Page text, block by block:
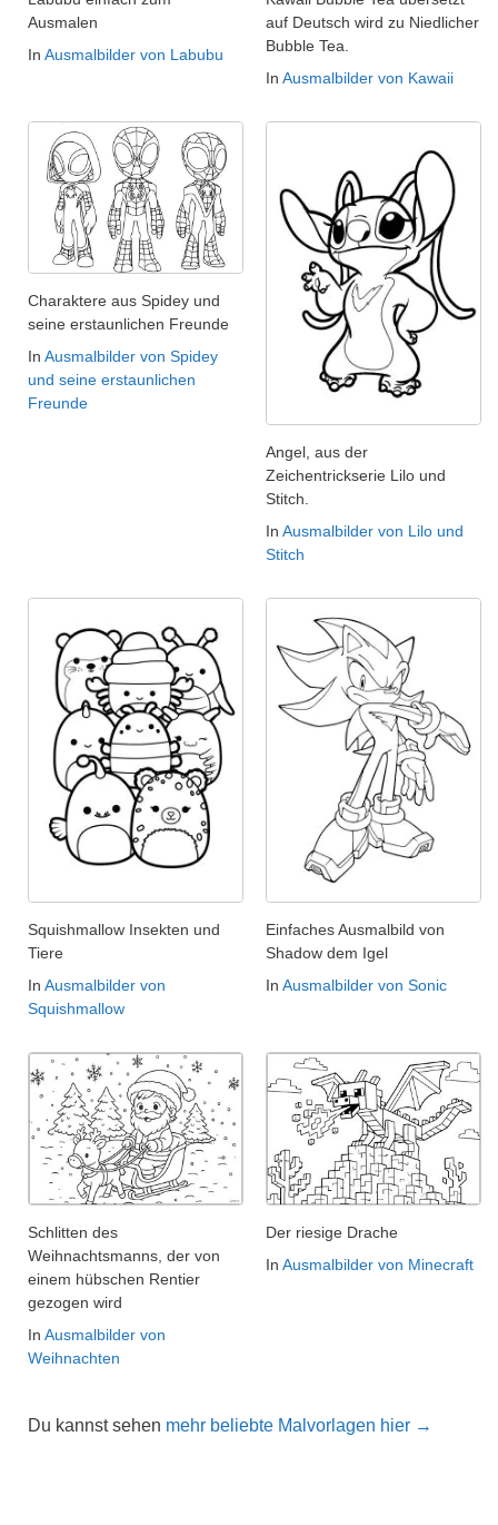
Ausmalen
In Ausmalbilder von Labubu
auf Deutsch wird zu Niedlicher
Bubble Tea.
In Ausmalbilder von Kawaii
Charaktere aus Spidey und
seine erstaunlichen Freunde
In Ausmalbilder von Spidey
und seine erstaunlichen
Freunde
Angel, aus der
Zeichentrickserie Lilo und
Stitch.
In Ausmalbilder von Lilo und
Stitch
Squishmallow Insekten und
Tiere
In Ausmalbilder von
Squishmallow
Einfaches Ausmalbild von
Shadow dem Igel
In Ausmalbilder von Sonic
Schlitten des
Weihnachtsmanns, der von
einem hübschen Rentier
gezogen wird
In Ausmalbilder von
Weihnachten
Der riesige Drache
In Ausmalbilder von Minecraft
Du kannst sehen mehr beliebte Malvorlagen hier →